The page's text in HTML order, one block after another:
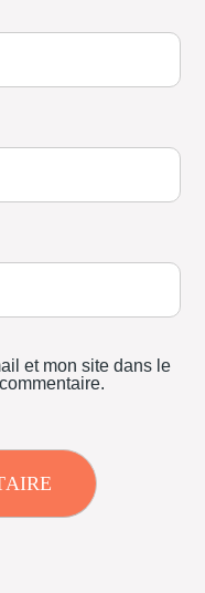
et mon site dans le